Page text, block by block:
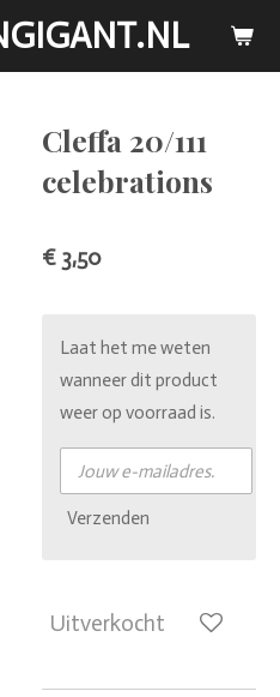
Cleffa 20/111
celebrations
€ 3,50
Laat het me weten
wanneer dit product
weer op voorraad is.
Verzenden
Uitverkocht